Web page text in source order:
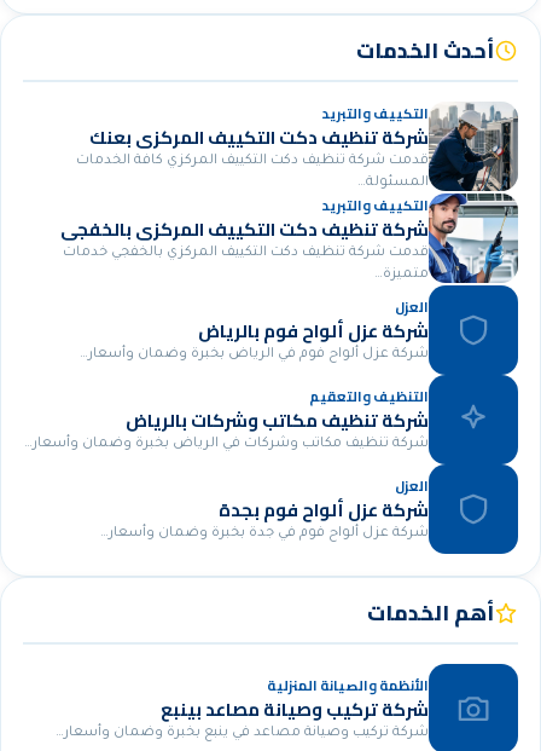
أحدث الخدمات
التكييف والتبريد
شركة تنظيف دكت التكييف المركزي بعنك
قدمت شركة تنظيف دكت التكييف المركزي كافة الخدمات
المسئولة…
التكييف والتبريد
شركة تنظيف دكت التكييف المركزي بالخفجي
قدمت شركة تنظيف دكت التكييف المركزي بالخفجي خدمات
متميزة…
العزل
شركة عزل ألواح فوم بالرياض
شركة عزل ألواح فوم في الرياض بخبرة وضمان وأسعار…
التنظيف والتعقيم
شركة تنظيف مكاتب وشركات بالرياض
شركة تنظيف مكاتب وشركات في الرياض بخبرة وضمان وأسعار…
العزل
شركة عزل ألواح فوم بجدة
شركة عزل ألواح فوم في جدة بخبرة وضمان وأسعار…
أهم الخدمات
الأنظمة والصيانة المنزلية
شركة تركيب وصيانة مصاعد بينبع
شركة تركيب وصيانة مصاعد في ينبع بخبرة وضمان وأسعار…